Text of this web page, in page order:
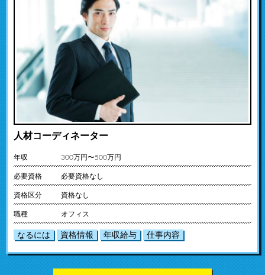
人材コーディネーター
年収 300万円〜500万円
必要資格 必要資格なし
資格区分 資格なし
職種 オフィス
なるには 資格情報 年収給与 仕事内容